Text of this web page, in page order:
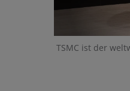
TSMC ist der